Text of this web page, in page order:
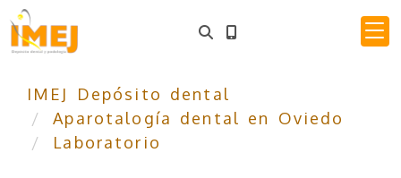
IMEJ Depósito dental
Aparotalogía dental en Oviedo
Laboratorio